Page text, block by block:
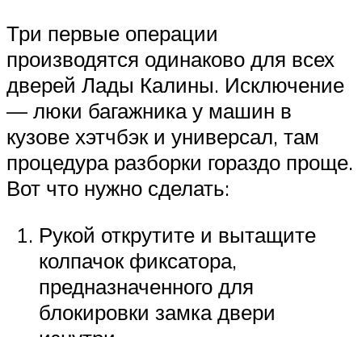
Три первые операции
производятся одинаково для всех
дверей Лады Калины. Исключение
— люки багажника у машин в
кузове хэтчбэк и универсал, там
процедура разборки гораздо проще.
Вот что нужно сделать:
Рукой открутите и вытащите
колпачок фиксатора,
предназначенного для
блокировки замка двери